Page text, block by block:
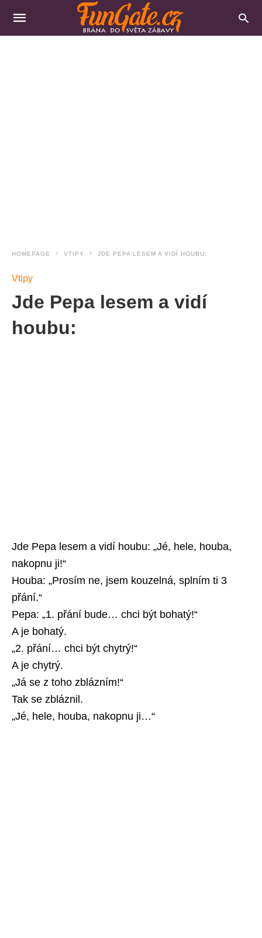
HOMEPAGE VTIPY JDE PEPA LESEM A VIDÍ HOUBU:
Vtipy
Jde Pepa lesem a vidí
houbu:
Jde Pepa lesem a vidí houbu: „Jé, hele, houba,
nakopnu ji!“
Houba: „Prosím ne, jsem kouzelná, splním ti 3
přání.“
Pepa: „1. přání bude… chci být bohatý!“
A je bohatý.
„2. přání… chci být chytrý!“
A je chytrý.
„Já se z toho zblázním!“
Tak se zbláznil.
„Jé, hele, houba, nakopnu ji…“